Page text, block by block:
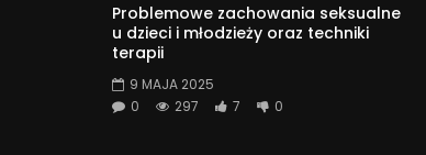
Problemowe zachowania seksualne
u dzieci i młodzieży oraz techniki
terapii
9 MAJA 2025
0
297 7 0